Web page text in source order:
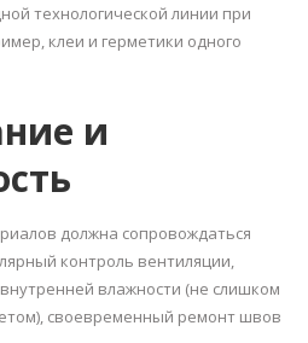
технологической линии при
клеи и герметики одного
и
должна сопровождаться
контроль вентиляции,
влажности (не слишком
своевременный ремонт швов